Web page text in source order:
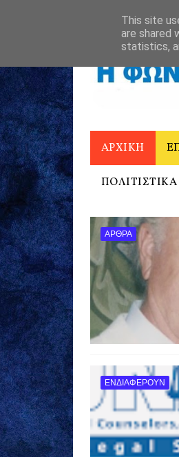
Η ΦΩΝΗ ΤΗΣ
ΑΡΧΙΚΗ
ΠΟΛΙΤΙΣΤΙΚΑ
ΑΡΘΡΑ
ΕΝΔΙΑΦΕΡΟΥΝ
This site
are shared
statistics,